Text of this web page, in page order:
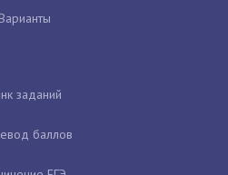
Варианты
заданий
баллов